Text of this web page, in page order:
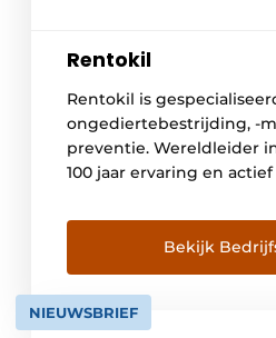
Rentokil
Rentokil is
ongediertebestrijding, -
preventie. Wereldleider
100 jaar ervaring en
en inzet van
bedrijven, huizen,
leefomgeving
Bekijk
NIEUWSBRIEF